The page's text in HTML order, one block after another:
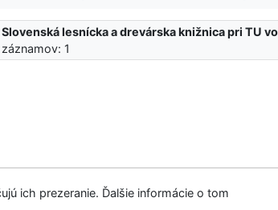
Slovenská lesnícka a drevárska knižnica pri TU
1
Súkromie Modul OpenSearch
ich prezeranie. Ďalšie informácie o tom